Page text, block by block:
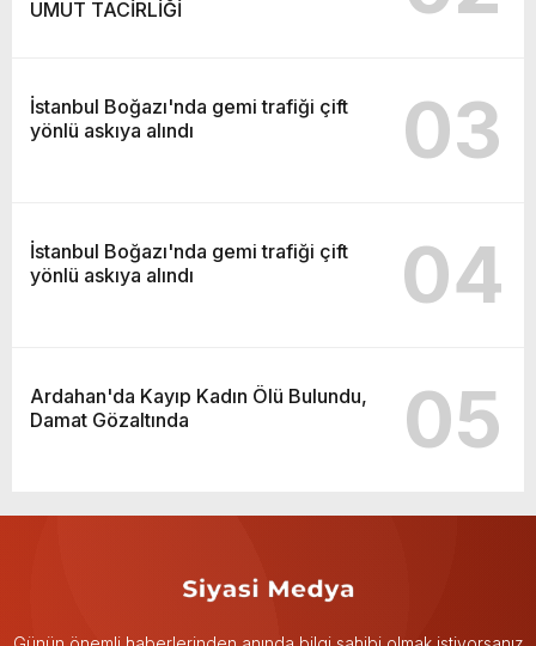
UMUT TACİRLİĞİ
İstanbul Boğazı'nda gemi trafiği çift
yönlü askıya alındı
03
İstanbul Boğazı'nda gemi trafiği çift
yönlü askıya alındı
04
Ardahan'da Kayıp Kadın Ölü Bulundu,
Damat Gözaltında
05